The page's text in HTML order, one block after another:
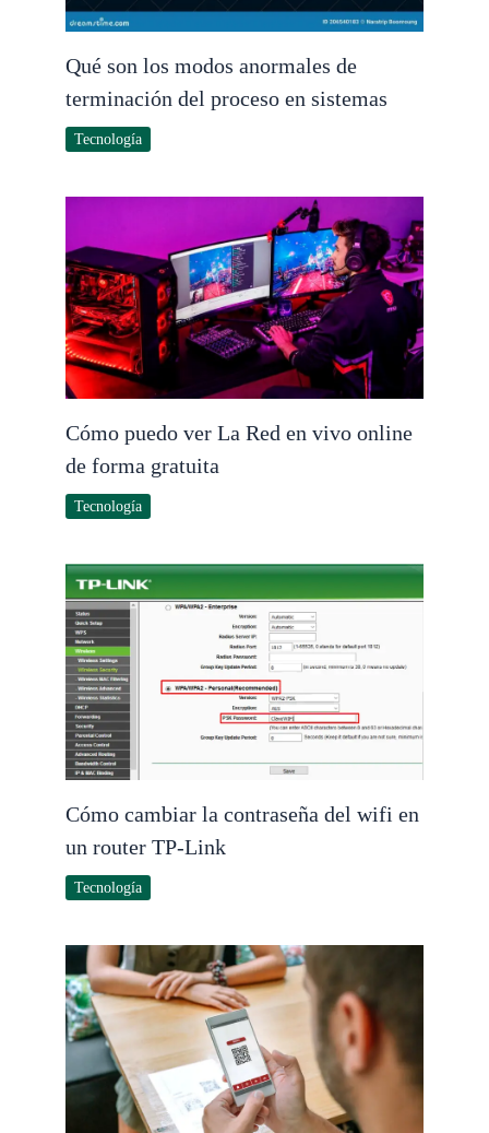
Qué son los modos anormales de
terminación del proceso en sistemas
Tecnología
Cómo puedo ver La Red en vivo online
de forma gratuita
Tecnología
Cómo cambiar la contraseña del wifi en
un router TP-Link
Tecnología